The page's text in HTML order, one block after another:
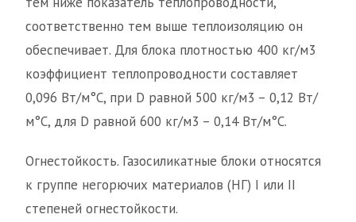
соответственно тем выше теплоизоляцию он
обеспечивает. Для блока плотностью 400 кг/м3
коэффициент теплопроводности составляет
0,096 Вт/м°С, при D равной 500 кг/м3 – 0,12 Вт/
м°С, для D равной 600 кг/м3 – 0,14 Вт/м°С.
Огнестойкость. Газосиликатные блоки относятся
к группе негорючих материалов (НГ) I или II
степеней огнестойкости.